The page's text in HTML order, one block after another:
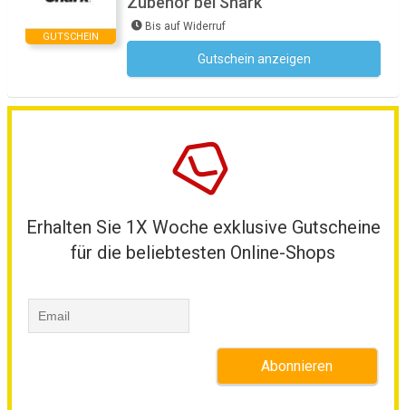
GUTSCHEIN
Bis auf Widerruf
Gutschein anzeigen
Erhalten Sie 1X Woche exklusive Gutscheine
für die beliebtesten Online-Shops